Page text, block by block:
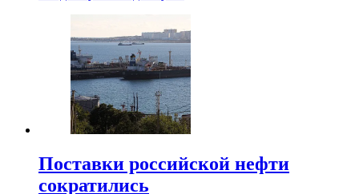
Поставки российской нефти
сократились